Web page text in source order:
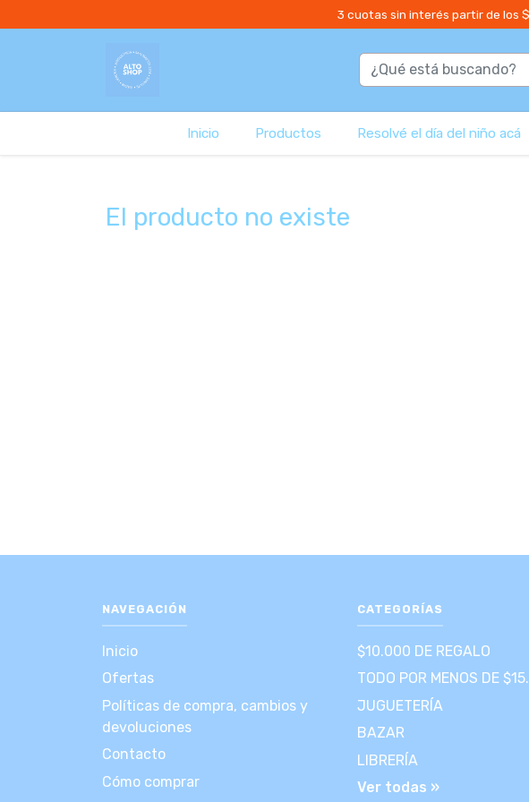
3 cuotas sin interés partir de los
Inicio Productos Resolvé el día del niño acá
El producto no existe
NAVEGACIÓN
Inicio
Ofertas
Políticas de compra, cambios y
devoluciones
Contacto
Cómo comprar
CATEGORÍAS
$10.000 DE REGALO
TODO POR MENOS DE
JUGUETERÍA
BAZAR
LIBRERÍA
Ver todas »